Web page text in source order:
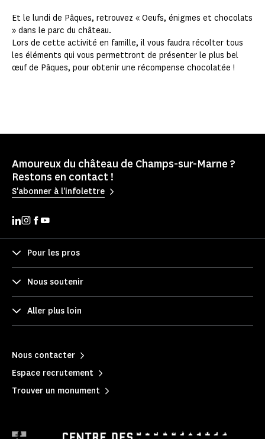
Et le lundi de Pâques, retrouvez « Oeufs, énigmes et chocolats
» dans le parc du château.
Lors de cette activité en famille, il vous faudra récolter tous
les éléments qui vous permettront de présenter le plus bel
œuf de Pâques, pour obtenir une récompense chocolatée !
Amoureux du château de Champs-sur-Marne ?
Restons en contact !
S'abonner à l'infolettre
Pour les pros
Nous soutenir
Aller plus loin
Nous contacter
Espace recrutement
Trouver un monument